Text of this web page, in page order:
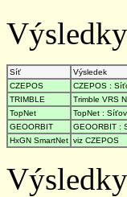
Síť
Výsledek
CZEPOS
CZEPOS :
TRIMBLE
Trimble VRS
TopNet
TopNet :
GEOORBIT
GEOORBIT :
HxGN SmartNet viz CZEPOS